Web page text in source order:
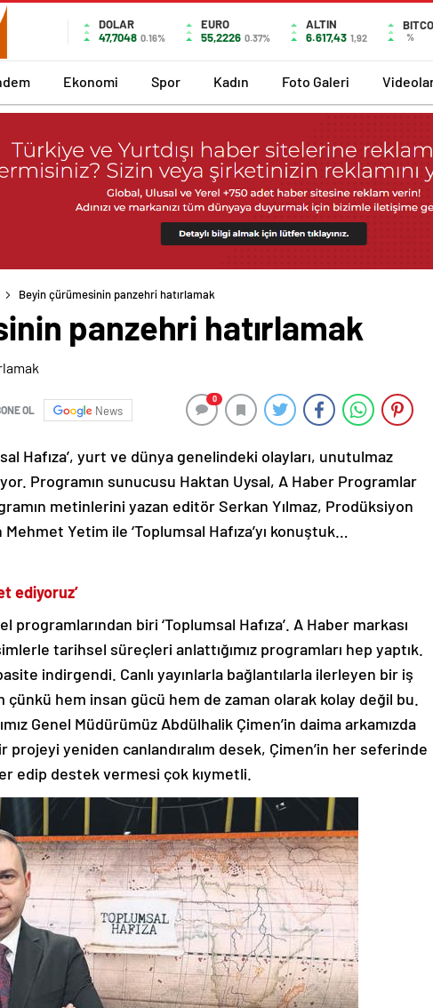
DOLAR
47,7048 0.16%
EURO
55,2226 0.37%
ALTIN
6.617,43 1,92 %
Ekonomi Spor Kadın Foto Galeri
Beyin çürümesinin panzehri hatırlamak
panzehri hatırlamak
OL News
0
Hafıza’, yurt ve dünya genelindeki olayları, unutulmaz
Programın sunucusu Haktan Uysal, A Haber Programlar
metinlerini yazan editör Serkan Yılmaz, Prodüksiyon
Yetim ile ‘Toplumsal Hafıza’yı konuştuk…
ediyoruz’
programlarından biri ‘Toplumsal Hafıza’. A Haber markası
tarihsel süreçleri anlattığımız programları hep yaptık.
indirgendi. Canlı yayınlarla bağlantılarla ilerleyen bir iş
çünkü hem insan gücü hem de zaman olarak kolay değil bu.
Genel Müdürümüz Abdülhalik Çimen’in daima arkamızda
projeyi yeniden canlandıralım desek, Çimen’in her seferinde
edip destek vermesi çok kıymetli.